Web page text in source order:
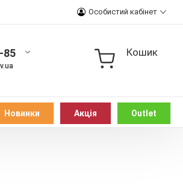
Особистий кабінет
85 Кошик
Новинки Акція Outlet